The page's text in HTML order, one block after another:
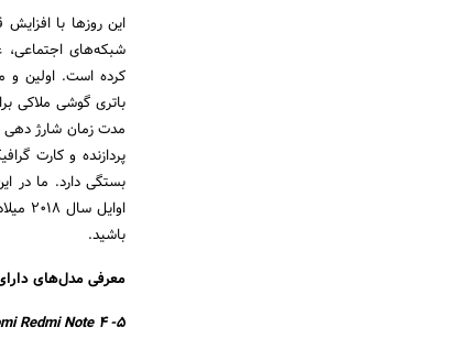
این روزها با
شبکه‌های اجتماعی،
کرده است. اولین و
باتری گوشی ملاکی
مدت زمان شارژ دهی
پردازنده و کارت
باشید.
معرفی مدل‌های
۵- Xiaomi Redmi Note 4